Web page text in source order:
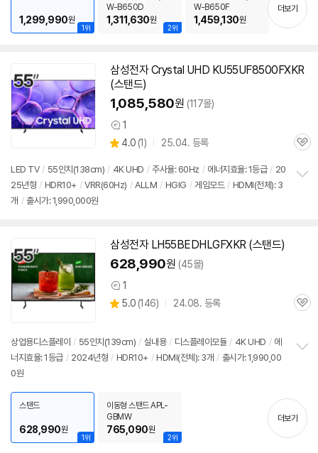
기
1위
1,299,990원
2위
W-B650D
1,311,630원
W-B650F
1,459,130원
더보기
삼성전자 Crystal UHD KU55UF8500FXKR
(스탠드)
1,085,580원 (117몰)
상
품
견
1
별
점
4.0 (상
리
뷰
1) 25.04. 등록
관
LED TV / 55인치 (138cm) / 4K UHD / 주사율: 60Hz / 에너지효율: 1등급 / 20
25년형 / HDR10+ / VRR(60Hz) / ALLM / HGIG / 게임모드 / HDMI(전체): 3
개 / 출시가: 1,990,000원
삼성전자 LH55BEDHLGFXKR (스탠드)
628,990원 (45몰)
상
품
1
별
5.0 (상
뷰
146) 24.08. 등록
관
상업용디스플레이 / 55인치 (139cm) / 실내용 / 디스플레이모듈 / 4K UHD / 에
너지효율: 1등급 / 2024년형 / HDR10+ / HDMI(전체): 3개 / 출시가: 1,990,00
0원
기
1위
스탠드
628,990원
2위
이동형 스탠드 APL-
GBMW
765,090원
더보기